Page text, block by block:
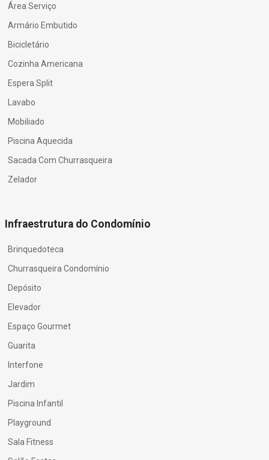
Área Serviço
Armário Embutido
Bicicletário
Cozinha Americana
Espera Split
Lavabo
Mobiliado
Piscina Aquecida
Sacada Com Churrasqueira
Zelador
Infraestrutura do Condomínio
Brinquedoteca
Churrasqueira Condomínio
Depósito
Elevador
Espaço Gourmet
Guarita
Interfone
Jardim
Piscina Infantil
Playground
Sala Fitness